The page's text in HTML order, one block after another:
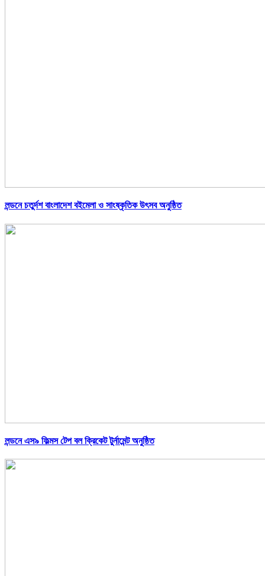
লন্ডনে চতুর্দশ বাংলাদেশ বইমেলা ও সাংষ্কৃতিক উৎসব অনুষ্ঠিত
লন্ডনে এস৯ ফিল্মস টেপ বল ক্রিকেট টুর্নামেন্ট অনুষ্ঠিত